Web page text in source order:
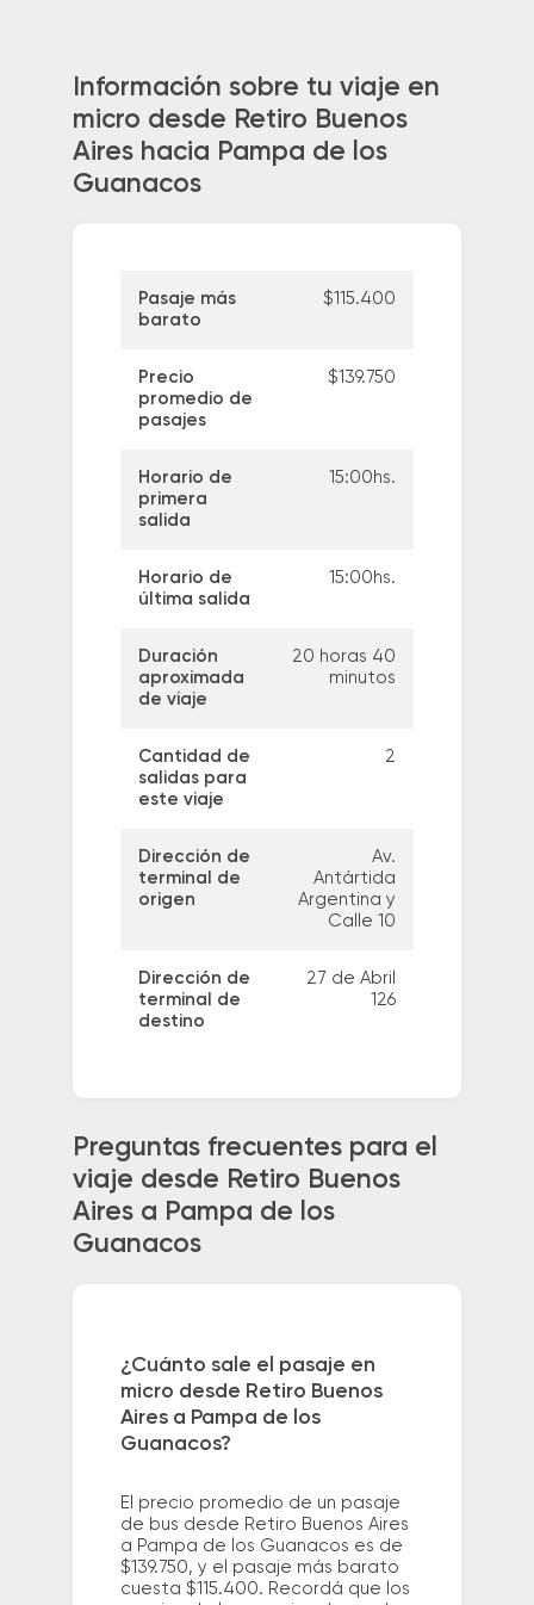
Información sobre tu viaje en
micro desde Retiro Buenos
Aires hacia Pampa de los
Guanacos
Pasaje más
barato
$115.400
Precio
promedio de
pasajes
$139.750
Horario de
primera
salida
15:00hs.
Horario de
última salida
15:00hs.
Duración
aproximada
de viaje
20 horas 40
minutos
Cantidad de
salidas para
este viaje
2
Dirección de
terminal de
origen
Av.
Antártida
Argentina y
Calle 10
Dirección de
terminal de
destino
27 de Abril
126
Preguntas frecuentes para el
viaje desde Retiro Buenos
Aires a Pampa de los
Guanacos
¿Cuánto sale el pasaje en
micro desde Retiro Buenos
Aires a Pampa de los
Guanacos?
El precio promedio de un pasaje
de bus desde Retiro Buenos Aires
a Pampa de los Guanacos es de
$139.750, y el pasaje más barato
cuesta $115.400. Recordá que los